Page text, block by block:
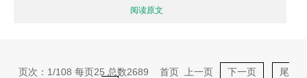
阅读原文
页次：1/108 每页25 总数2689 首页 上一页 下一页
尾